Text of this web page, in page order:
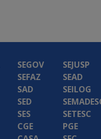
SEGOV
SEFAZ
SAD
SED
SES
CGE
SEJUSP
SEAD
SEILOG
SETESC
PGE